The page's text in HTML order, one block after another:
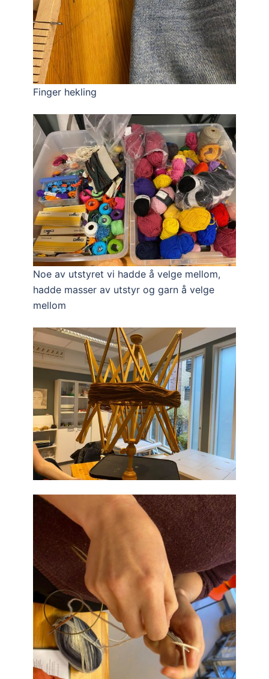
Finger hekling
Noe av utstyret vi hadde å velge mellom,
hadde masser av utstyr og garn å velge
mellom